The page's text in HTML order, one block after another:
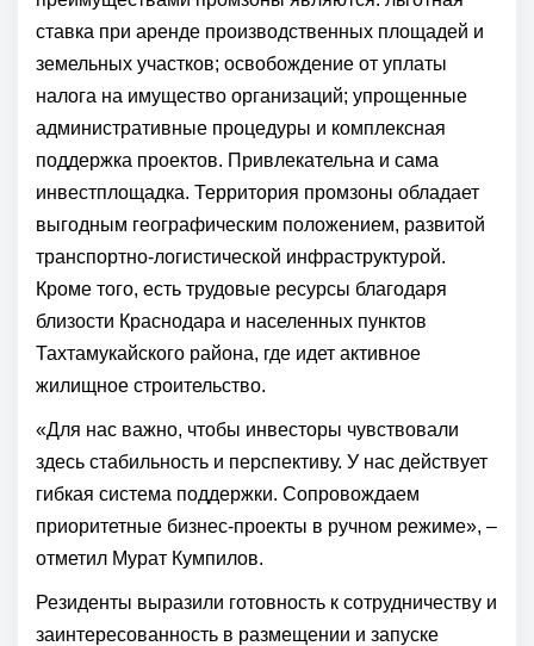
ставка при аренде производственных площадей и
земельных участков; освобождение от уплаты
налога на имущество организаций; упрощенные
административные процедуры и комплексная
поддержка проектов. Привлекательна и сама
инвестплощадка. Территория промзоны обладает
выгодным географическим положением, развитой
транспортно-логистической инфраструктурой.
Кроме того, есть трудовые ресурсы благодаря
близости Краснодара и населенных пунктов
Тахтамукайского района, где идет активное
жилищное строительство.
«Для нас важно, чтобы инвесторы чувствовали
здесь стабильность и перспективу. У нас действует
гибкая система поддержки. Сопровождаем
приоритетные бизнес-проекты в ручном режиме», –
отметил Мурат Кумпилов.
Резиденты выразили готовность к сотрудничеству и
заинтересованность в размещении и запуске